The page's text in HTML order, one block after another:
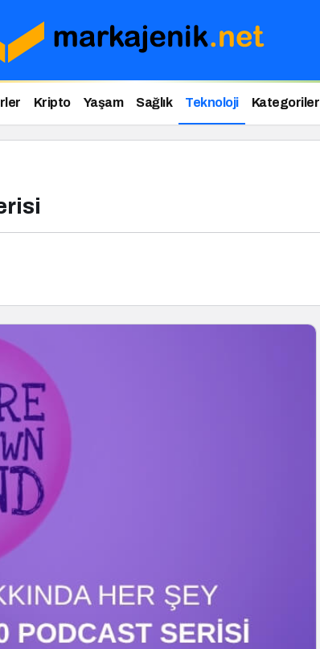
Kripto Yaşam Sağlık Teknoloji Kategoriler